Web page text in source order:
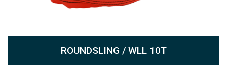
ROUNDSLING / WLL 10T